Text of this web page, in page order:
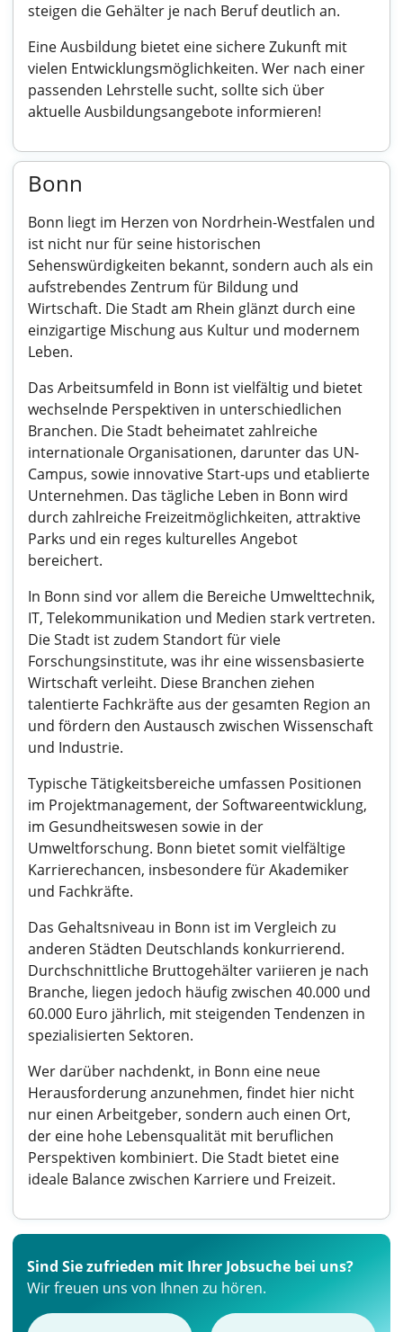
steigen die Gehälter je nach Beruf deutlich an.
Eine Ausbildung bietet eine sichere Zukunft mit
vielen Entwicklungsmöglichkeiten. Wer nach einer
passenden Lehrstelle sucht, sollte sich über
aktuelle Ausbildungsangebote informieren!
Bonn
Bonn liegt im Herzen von Nordrhein-Westfalen und
ist nicht nur für seine historischen
Sehenswürdigkeiten bekannt, sondern auch als ein
aufstrebendes Zentrum für Bildung und
Wirtschaft. Die Stadt am Rhein glänzt durch eine
einzigartige Mischung aus Kultur und modernem
Leben.
Das Arbeitsumfeld in Bonn ist vielfältig und bietet
wechselnde Perspektiven in unterschiedlichen
Branchen. Die Stadt beheimatet zahlreiche
internationale Organisationen, darunter das UN-
Campus, sowie innovative Start-ups und etablierte
Unternehmen. Das tägliche Leben in Bonn wird
durch zahlreiche Freizeitmöglichkeiten, attraktive
Parks und ein reges kulturelles Angebot
bereichert.
In Bonn sind vor allem die Bereiche Umwelttechnik,
IT, Telekommunikation und Medien stark vertreten.
Die Stadt ist zudem Standort für viele
Forschungsinstitute, was ihr eine wissensbasierte
Wirtschaft verleiht. Diese Branchen ziehen
talentierte Fachkräfte aus der gesamten Region an
und fördern den Austausch zwischen Wissenschaft
und Industrie.
Typische Tätigkeitsbereiche umfassen Positionen
im Projektmanagement, der Softwareentwicklung,
im Gesundheitswesen sowie in der
Umweltforschung. Bonn bietet somit vielfältige
Karrierechancen, insbesondere für Akademiker
und Fachkräfte.
Das Gehaltsniveau in Bonn ist im Vergleich zu
anderen Städten Deutschlands konkurrierend.
Durchschnittliche Bruttogehälter variieren je nach
Branche, liegen jedoch häufig zwischen 40.000 und
60.000 Euro jährlich, mit steigenden Tendenzen in
spezialisierten Sektoren.
Wer darüber nachdenkt, in Bonn eine neue
Herausforderung anzunehmen, findet hier nicht
nur einen Arbeitgeber, sondern auch einen Ort,
der eine hohe Lebensqualität mit beruflichen
Perspektiven kombiniert. Die Stadt bietet eine
ideale Balance zwischen Karriere und Freizeit.
Sind Sie zufrieden mit Ihrer Jobsuche bei uns?
Wir freuen uns von Ihnen zu hören.